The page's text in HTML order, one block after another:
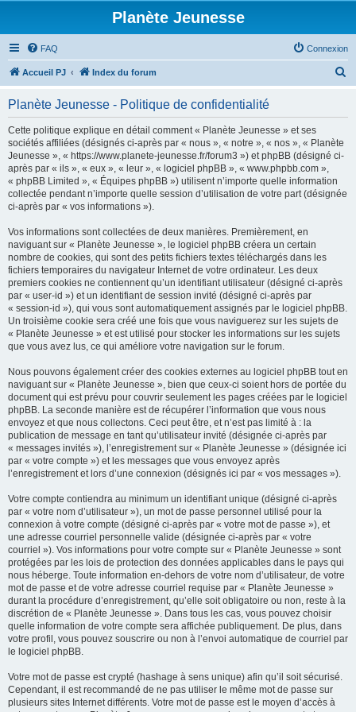
Planète Jeunesse
FAQ Connexion
Accueil PJ Index du forum
Planète Jeunesse - Politique de confidentialité
Cette politique explique en détail comment « Planète Jeunesse » et ses
sociétés affiliées (désignés ci-après par « nous », « notre », « nos », « Planète
Jeunesse », « https://www.planete-jeunesse.fr/forum3 ») et phpBB (désigné ci-
après par « ils », « eux », « leur », « logiciel phpBB », « www.phpbb.com »,
« phpBB Limited », « Équipes phpBB ») utilisent n’importe quelle information
collectée pendant n’importe quelle session d’utilisation de votre part (désignée
ci-après par « vos informations »).
Vos informations sont collectées de deux manières. Premièrement, en
naviguant sur « Planète Jeunesse », le logiciel phpBB créera un certain
nombre de cookies, qui sont des petits fichiers textes téléchargés dans les
fichiers temporaires du navigateur Internet de votre ordinateur. Les deux
premiers cookies ne contiennent qu’un identifiant utilisateur (désigné ci-après
par « user-id ») et un identifiant de session invité (désigné ci-après par
« session-id »), qui vous sont automatiquement assignés par le logiciel phpBB.
Un troisième cookie sera créé une fois que vous naviguerez sur les sujets de
« Planète Jeunesse » et est utilisé pour stocker les informations sur les sujets
que vous avez lus, ce qui améliore votre navigation sur le forum.
Nous pouvons également créer des cookies externes au logiciel phpBB tout en
naviguant sur « Planète Jeunesse », bien que ceux-ci soient hors de portée du
document qui est prévu pour couvrir seulement les pages créées par le logiciel
phpBB. La seconde manière est de récupérer l’information que vous nous
envoyez et que nous collectons. Ceci peut être, et n’est pas limité à : la
publication de message en tant qu’utilisateur invité (désignée ci-après par
« messages invités »), l’enregistrement sur « Planète Jeunesse » (désignée ici
par « votre compte ») et les messages que vous envoyez après
l’enregistrement et lors d’une connexion (désignés ici par « vos messages »).
Votre compte contiendra au minimum un identifiant unique (désigné ci-après
par « votre nom d’utilisateur »), un mot de passe personnel utilisé pour la
connexion à votre compte (désigné ci-après par « votre mot de passe »), et
une adresse courriel personnelle valide (désignée ci-après par « votre
courriel »). Vos informations pour votre compte sur « Planète Jeunesse » sont
protégées par les lois de protection des données applicables dans le pays qui
nous héberge. Toute information en-dehors de votre nom d’utilisateur, de votre
mot de passe et de votre adresse courriel requise par « Planète Jeunesse »
durant la procédure d’enregistrement, qu’elle soit obligatoire ou non, reste à la
discrétion de « Planète Jeunesse ». Dans tous les cas, vous pouvez choisir
quelle information de votre compte sera affichée publiquement. De plus, dans
votre profil, vous pouvez souscrire ou non à l’envoi automatique de courriel par
le logiciel phpBB.
Votre mot de passe est crypté (hashage à sens unique) afin qu’il soit sécurisé.
Cependant, il est recommandé de ne pas utiliser le même mot de passe sur
plusieurs sites Internet différents. Votre mot de passe est le moyen d’accès à